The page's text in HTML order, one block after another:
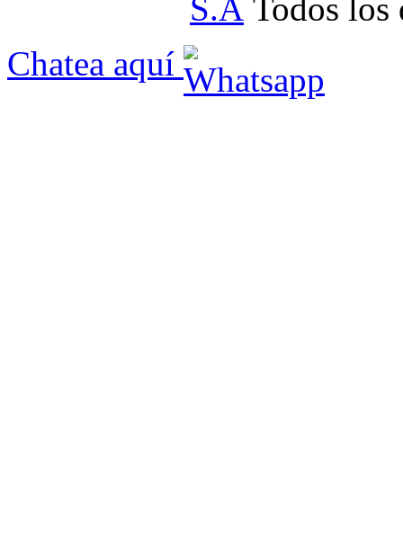
S.A Todos los
Chatea aquí